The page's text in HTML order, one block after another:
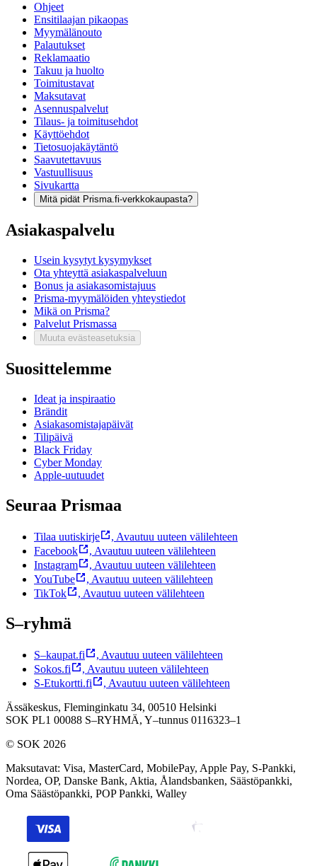
Ohjeet
Ensitilaajan pikaopas
Myymälänouto
Palautukset
Reklamaatio
Takuu ja huolto
Toimitustavat
Maksutavat
Asennuspalvelut
Tilaus- ja toimitusehdot
Käyttöehdot
Tietosuojakäytäntö
Saavutettavuus
Vastuullisuus
Sivukartta
Mitä pidät Prisma.fi-verkkokaupasta?
Asiakaspalvelu
Usein kysytyt kysymykset
Ota yhteyttä asiakaspalveluun
Bonus ja asiakasomistajuus
Prisma-myymälöiden yhteystiedot
Mikä on Prisma?
Palvelut Prismassa
Muuta evästeasetuksia
Suosittelemme
Ideat ja inspiraatio
Brändit
Asiakasomistajapäivät
Tilipäivä
Black Friday
Cyber Monday
Apple-uutuudet
Seuraa Prismaa
Tilaa uutiskirje , Avautuu uuteen välilehteen
Facebook
, Avautuu uuteen välilehteen
Instagram
, Avautuu uuteen välilehteen
YouTube
, Avautuu uuteen välilehteen
TikTok
, Avautuu uuteen välilehteen
S–ryhmä
S–kaupat.fi , Avautuu uuteen välilehteen
Sokos.fi
, Avautuu uuteen välilehteen
S-Etukortti.fi
, Avautuu uuteen välilehteen
Ässäkeskus, Fleminginkatu 34, 00510 Helsinki
SOK PL1 00088 S–RYHMÄ, Y–tunnus 0116323–1
© SOK 2026
Maksutavat: Visa, MasterCard, MobilePay, Apple Pay, S-Pankki,
Nordea, OP, Danske Bank, Aktia, Ålandsbanken, Säästöpankki,
Oma Säästöpankki, POP Pankki, Walley